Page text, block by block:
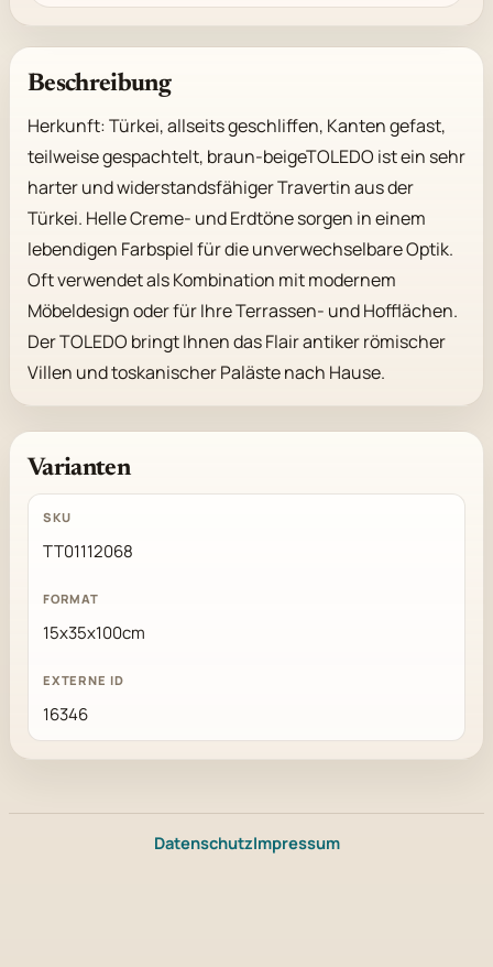
Beschreibung
Herkunft: Türkei, allseits geschliffen, Kanten gefast,
teilweise gespachtelt, braun-beigeTOLEDO ist ein sehr
harter und widerstandsfähiger Travertin aus der
Türkei. Helle Creme- und Erdtöne sorgen in einem
lebendigen Farbspiel für die unverwechselbare Optik.
Oft verwendet als Kombination mit modernem
Möbeldesign oder für Ihre Terrassen- und Hofflächen.
Der TOLEDO bringt Ihnen das Flair antiker römischer
Villen und toskanischer Paläste nach Hause.
Varianten
TT01112068
15x35x100cm
16346
DatenschutzImpressum